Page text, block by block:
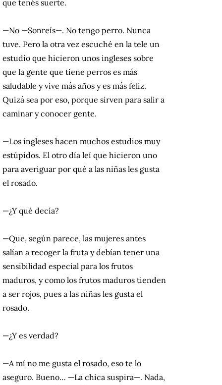
que tenés suerte.
—No —Sonreís—. No tengo perro. Nunca
tuve. Pero la otra vez escuché en la tele un
estudio que hicieron unos ingleses sobre
que la gente que tiene perros es más
saludable y vive más años y es más feliz.
Quizá sea por eso, porque sirven para salir a
caminar y conocer gente.
—Los ingleses hacen muchos estudios muy
estúpidos. El otro día leí que hicieron uno
para averiguar por qué a las niñas les gusta
el rosado.
—¿Y qué decía?
—Que, según parece, las mujeres antes
salían a recoger la fruta y debían tener una
sensibilidad especial para los frutos
maduros, y como los frutos maduros tienden
a ser rojos, pues a las niñas les gusta el
rosado.
—¿Y es verdad?
—A mí no me gusta el rosado, eso te lo
aseguro. Bueno… —La chica suspira—. Nada,